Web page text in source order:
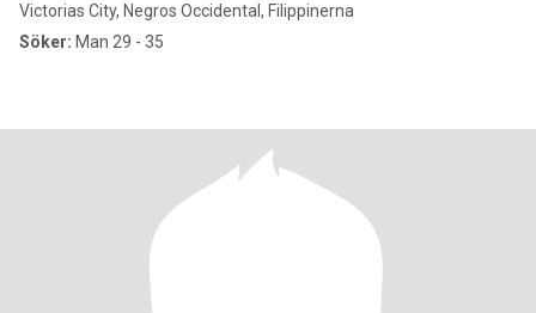
Victorias City, Negros Occidental, Filippinerna
Söker: Man 29 - 35